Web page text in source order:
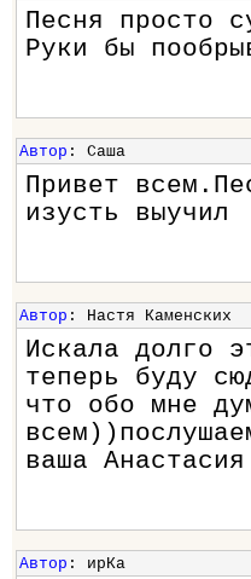
Песня
Руки бы
Автор : Саша
Привет
изусть выучил
Автор : Настя Каменских
Искала долго
теперь буду
что обо мне
ваша Анастасия
Автор : ирКа